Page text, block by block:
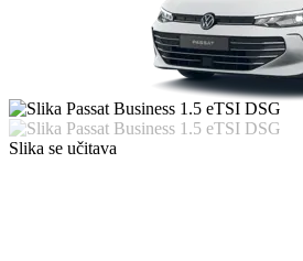
Slika se učitava